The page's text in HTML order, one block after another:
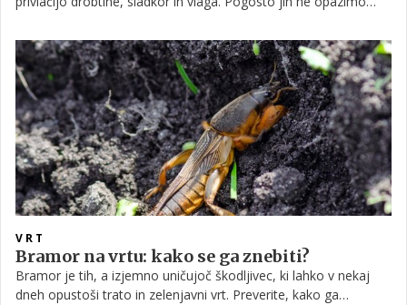
razumeti, katere vsakodnevne navade jih privabljajo v dom in
kako jih hitro ter učinkovito preprečiti.
VRT
Bramor na vrtu: kako se ga znebiti?
Bramor je tih, a izjemno uničujoč škodljivec, ki lahko v nekaj
dneh opustoši trato in zelenjavni vrt. Preverite, kako ga